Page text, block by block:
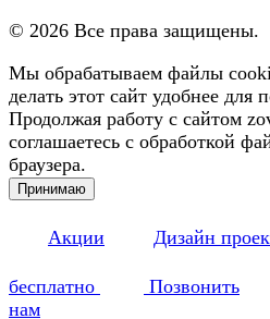
© 2026 Все права защищены.
Мы обрабатываем файлы
делать этот сайт удобнее для
Продолжая работу с сайтом
соглашаетесь с обработкой
браузера.
Принимаю
Акции Дизайн
бесплатно
Позвонить
нам